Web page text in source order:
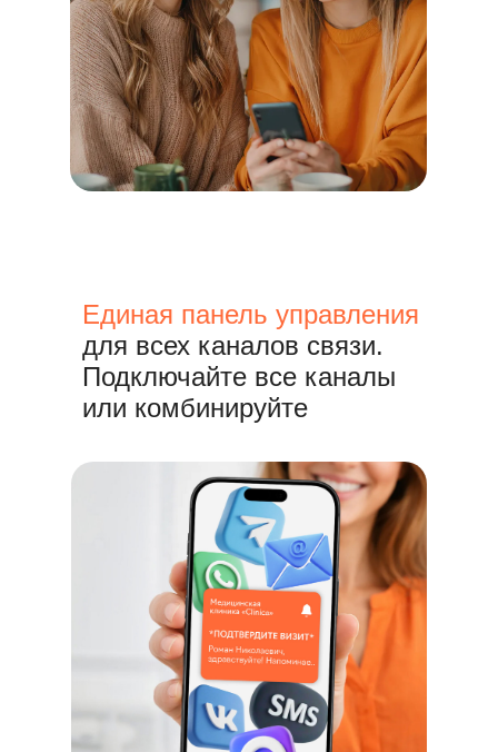
Единая панель управления
для всех каналов связи.
Подключайте все каналы
или комбинируйте